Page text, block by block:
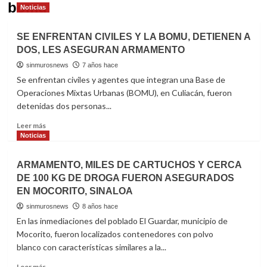
bomu
Noticias
SE ENFRENTAN CIVILES Y LA BOMU, DETIENEN A
DOS, LES ASEGURAN ARMAMENTO
sinmurosnews 7 años hace
Se enfrentan civiles y agentes que integran una Base de
Operaciones Mixtas Urbanas (BOMU), en Culiacán, fueron
detenidas dos personas...
Leer másRead
more
ENFRENTAN
CIVILES
Y
LA
DETIENEN
A
DOS,
Noticias
ARMAMENTO, MILES DE CARTUCHOS Y CERCA
DE 100 KG DE DROGA FUERON ASEGURADOS
EN MOCORITO, SINALOA
sinmurosnews 8 años hace
En las inmediaciones del poblado El Guardar, municipio de
Mocorito, fueron localizados contenedores con polvo
blanco con características similares a la...
Read